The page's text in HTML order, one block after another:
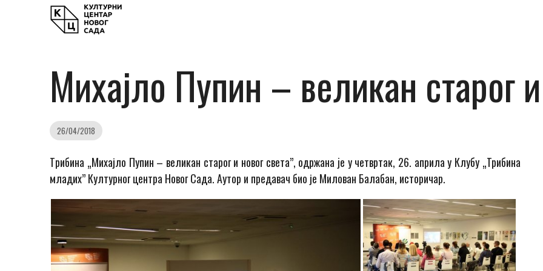
Михајло Пупин – великан старог
26/04/2018
Tрибина „Михајло Пупин – великан старог и новог света”, одржана je у четвртак, 26. априла у Клубу „Трибина
младих” Културног центра Новог Сада. Аутор и предавач био је Милован Балабан, историчар.